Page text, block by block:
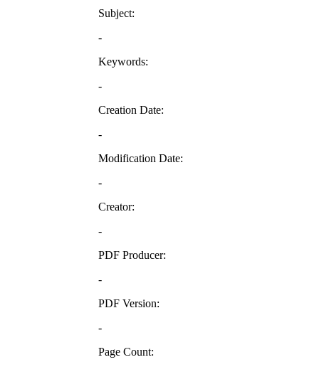
Subject:
-
Keywords:
-
Creation Date:
-
Modification Date:
-
Creator:
-
PDF Producer:
-
PDF Version:
-
Page Count: